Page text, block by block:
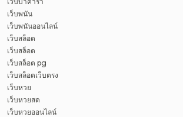
เว็บพนัน
เว็บพนันออนไลน์
เว็บสล็อต
เว็บสล็อต
เว็บสล็อต pg
เว็บสล็อตเว็บตรง
เว็บหวย
เว็บหวยสด
เว็บหวยออนไลน์